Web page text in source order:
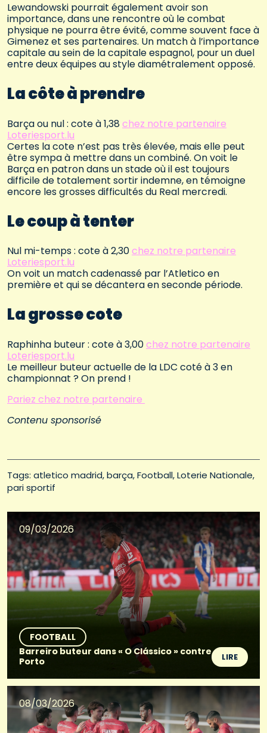
Lewandowski pourrait également avoir son
importance, dans une rencontre où le combat
physique ne pourra être évité, comme souvent face à
Gimenez et ses partenaires. Un match à l’importance
capitale au sein de la capitale espagnol, pour un duel
entre deux équipes au style diamétralement opposé.
La côte à prendre
Barça ou nul : cote à 1,38chez notre partenaire
Loteriesport.lu
Certes la cote n’est pas très élevée, mais elle peut
être sympa à mettre dans un combiné. On voit le
Barça en patron dans un stade où il est toujours
difficile de totalement sortir indemne, en témoigne
encore les grosses difficultés du Real mercredi.
Le coup à tenter
Nul mi-temps : cote à 2,30chez notre partenaire
Loteriesport.lu
On voit un match cadenassé par l’Atletico en
première et qui se décantera en seconde période.
La grosse cote
Raphinha buteur : cote à 3,00chez notre partenaire
Loteriesport.lu
Le meilleur buteur actuelle de la LDC coté à 3 en
championnat ? On prend !
Pariez chez notre partenaire
Contenu sponsorisé
Tags: atletico madrid barça Football Loterie Nationale
pari sportif
09/03/2026
FOOTBALL
Barreiro buteur dans « O Clássico » contre
Porto
LIRE
08/03/2026